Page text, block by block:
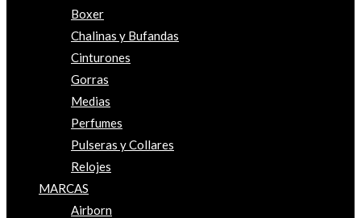
Boxer
Chalinas y Bufandas
Cinturones
Gorras
Medias
Perfumes
Pulseras y Collares
Relojes
MARCAS
Airborn